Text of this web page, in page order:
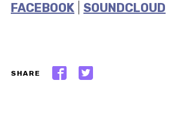
FACEBOOK
SOUNDCLOUD
SHARE